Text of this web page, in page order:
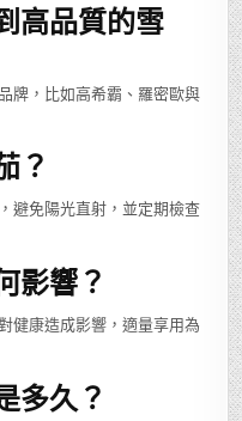
高品質的雪
牌，比如高希霸、羅密歐與
？
避免陽光直射，並定期檢查
影響？
健康造成影響，適量享用為
多久？